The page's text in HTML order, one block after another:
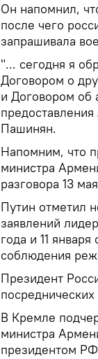
Он напомнил,
после чего
запрашивала
"... сегодня я
Договором о
и Договором об
Пашинян.
Напомним, что
министра
разговора 13
Путин отметил
заявлений
года и 11
соблюдения
Президент
В Кремле
министра
президентом